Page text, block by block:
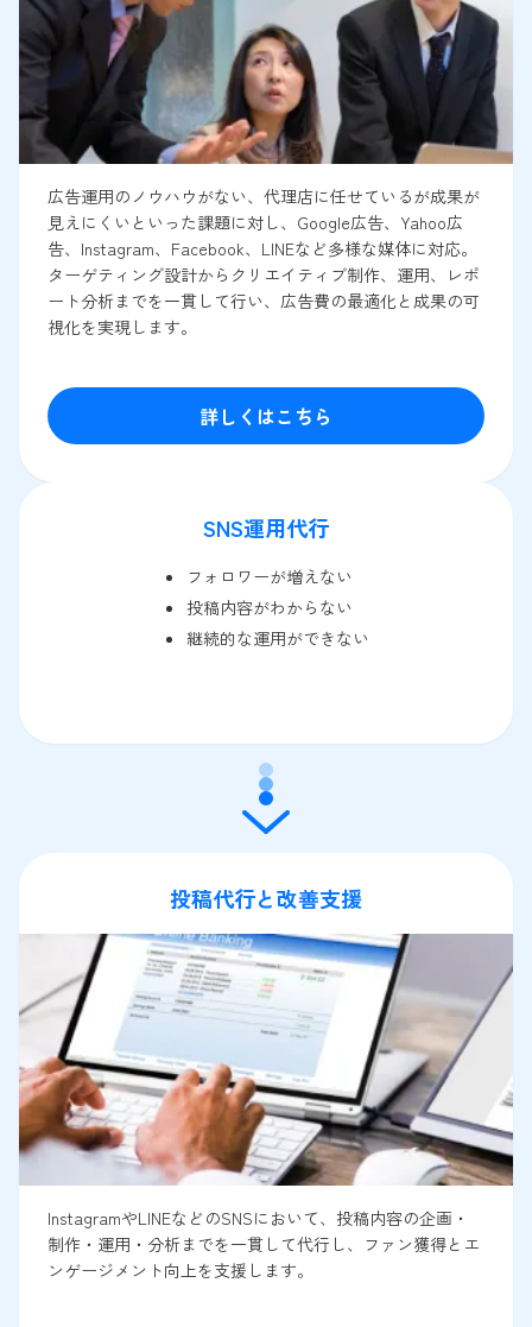
広告運用のノウハウがない、代理店に任せているが成果が
見えにくいといった課題に対し、Google広告、Yahoo広
告、Instagram、Facebook、LINEなど多様な媒体に対応。
ターゲティング設計からクリエイティブ制作、運用、レポ
ート分析までを一貫して行い、広告費の最適化と成果の可
視化を実現します。
詳しくはこちら
SNS運用代行
フォロワーが増えない
投稿内容がわからない
継続的な運用ができない
投稿代行と改善支援
InstagramやLINEなどのSNSにおいて、投稿内容の企画・
制作・運用・分析までを一貫して代行し、ファン獲得とエ
ンゲージメント向上を支援します。